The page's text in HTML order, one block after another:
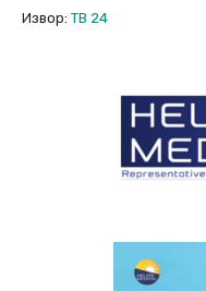
Извор: ТВ 24